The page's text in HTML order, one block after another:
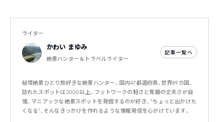
ライター
かわい まゆみ
絶景ハンター＆トラベルライター
記事一覧へ
秘境絶景ひとり旅好きな絶景ハンター。国内47都道府県、世界89カ国、
訪れたスポットは2000以上。フットワークの軽さと胃腸の丈夫さが自
慢。マニアックな絶景スポットを発掘するのが好き。"ちょっと出かけた
くなる"、そんなきっかけを作れるような情報発信を心がけています。